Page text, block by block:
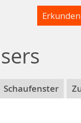
Erkunden
Schaufenster